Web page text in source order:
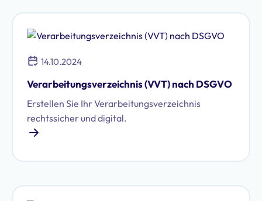
14.10.2024
Verarbeitungsverzeichnis (VVT) nach DSGVO
Erstellen Sie Ihr Verarbeitungsverzeichnis
rechtssicher und digital.